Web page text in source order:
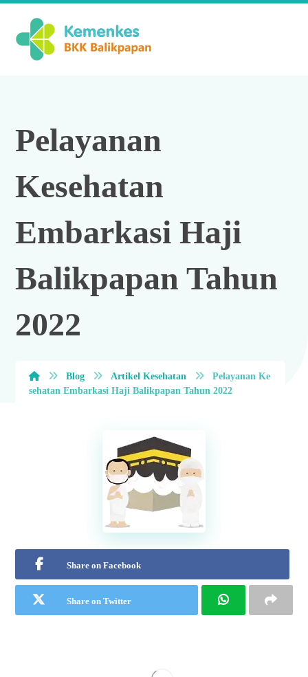
Pelayanan
Kesehatan
Embarkasi Haji
Balikpapan Tahun
2022
Blog Artikel Kesehatan
Pelayanan Ke
sehatan Embarkasi Haji Balikpapan Tahun 2022
Share on Facebook
Share on Twitter